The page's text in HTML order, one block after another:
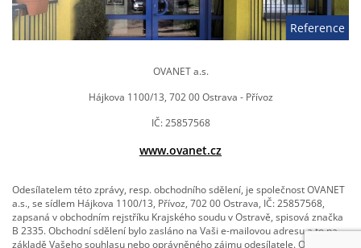
Reference
OVANET a.s.
Hájkova 1100/13, 702 00 Ostrava - Přívoz
IČ: 25857568
www.ovanet.cz
Odesílatelem této zprávy, resp. obchodního sdělení, je společnost OVANET
a.s., se sídlem Hájkova 1100/13, Přívoz, 702 00 Ostrava, IČ: 25857568,
zapsaná v obchodním rejstříku Krajského soudu v Ostravě, spisová značka
B 2335. Obchodní sdělení bylo zasláno na Vaši e-mailovou adresu a to na
základě Vašeho souhlasu nebo oprávněného zájmu odesílatele. OVANET